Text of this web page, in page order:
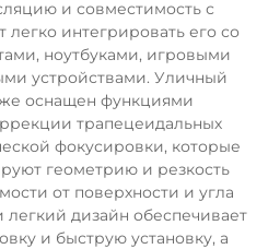
и совместимость с
легко интегрировать его со
ноутбуками, игровыми
устройствами. Уличный
оснащен функциями
трапецеидальных
фокусировки, которые
геометрию и резкость
от поверхности и угла
дизайн обеспечивает
и быструю установку, а